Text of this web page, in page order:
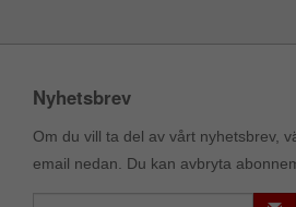
Nyhetsbrev
Om du vill ta del av vårt nyhetsbrev,
email nedan. Du kan avbryta